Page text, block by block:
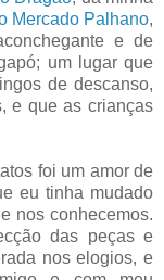
Mercado Palhano,
e de
um lugar que
de descanso,
e que as crianças
foi um amor de
eu tinha mudado
nos conhecemos.
das peças e
nos elogios, e